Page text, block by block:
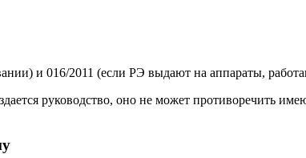
и 016/2011 (если РЭ выдают на аппараты,
руководство, оно не может противоречить